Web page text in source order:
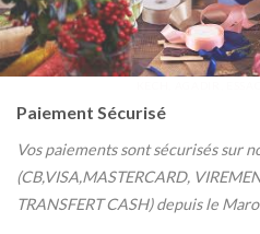
Paiement Sécurisé
Vos paiements sont sécurisés sur
(CB,VISA,MASTERCARD,
TRANSFERT CASH) depuis le